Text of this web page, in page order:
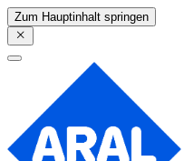
Zum Hauptinhalt springen